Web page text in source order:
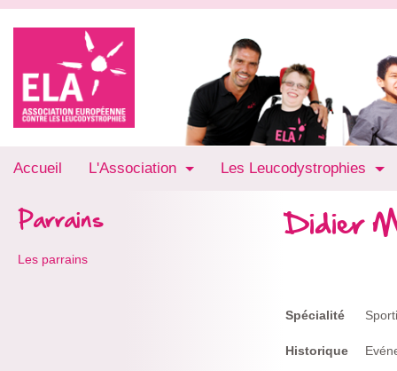
Accueil L'Association Les Leucodystrophies
Parrains
Les parrains
Didier
Spécialité
Historique